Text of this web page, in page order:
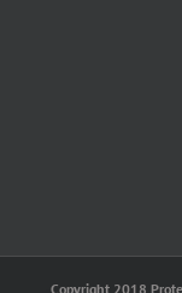
Copyright 2018